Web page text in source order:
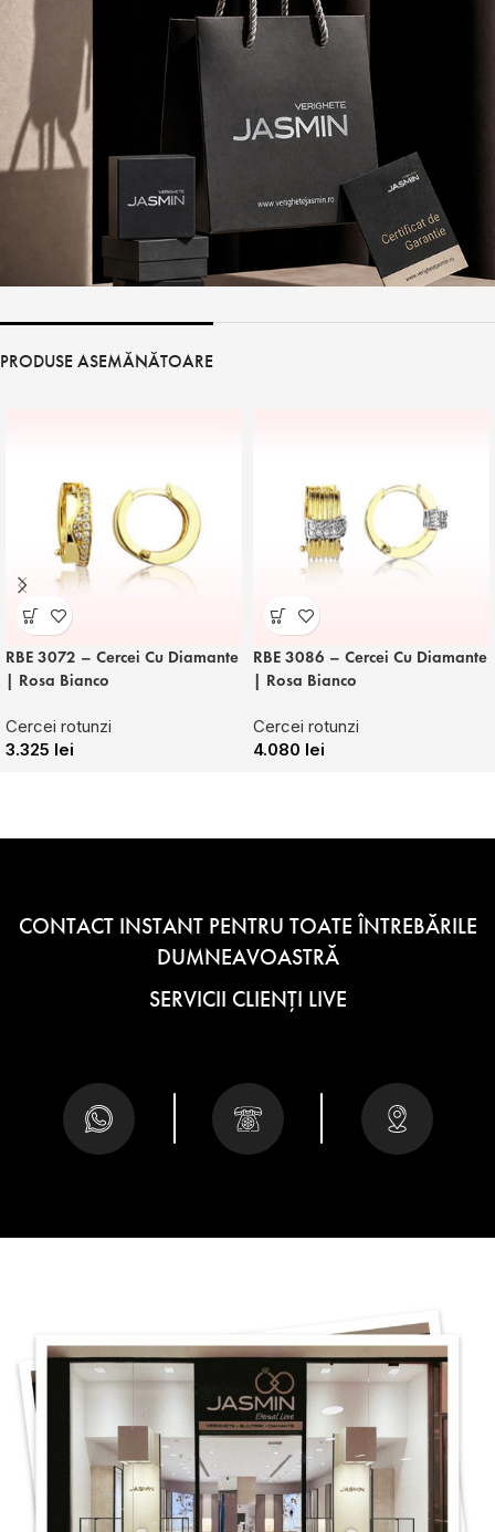
PRODUSE ASEMĂNĂTOARE
RBE 3072 – Cercei Cu Diamante
| Rosa Bianco
Cercei rotunzi
3.325 lei
RBE 3086 – Cercei Cu Diamante
| Rosa Bianco
Cercei rotunzi
4.080 lei
CONTACT INSTANT PENTRU TOATE ÎNTREBĂRILE
DUMNEAVOASTRĂ
SERVICII CLIENȚI LIVE